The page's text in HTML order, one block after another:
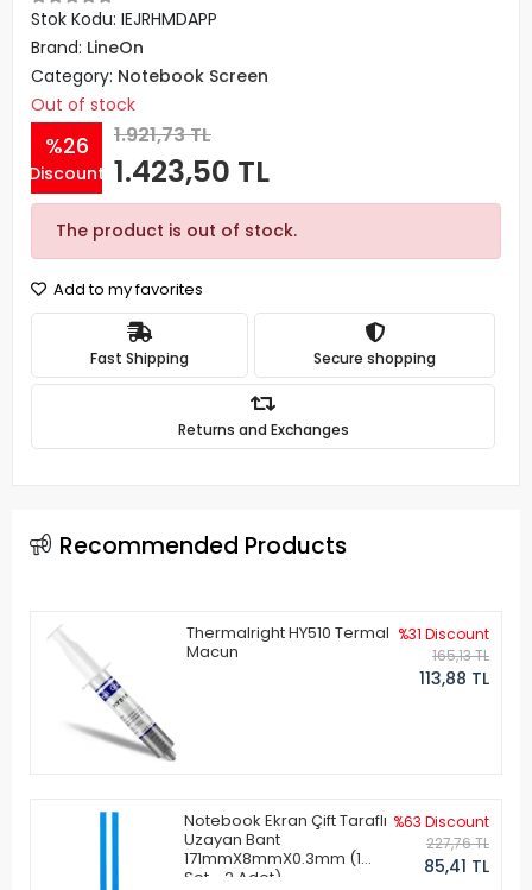
Stok Kodu: IEJRHMDAPP
Brand: LineOn
Category: Notebook Screen
Out of stock
%26
Discount
1.921,73 TL
1.423,50 TL
The product is out of stock.
Add to my favorites
Fast Shipping Secure shopping
Returns and Exchanges
Recommended Products
Thermalright HY510 Termal
Macun
%31 Discount
165,13 TL
113,88 TL
Notebook Ekran Çift Taraflı
Uzayan Bant
171mmX8mmX0.3mm (1
Set - 2 Adet)
%63 Discount
227,76 TL
85,41 TL